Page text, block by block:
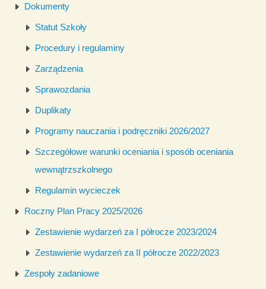
Dokumenty
Statut Szkoły
Procedury i regulaminy
Zarządzenia
Sprawozdania
Duplikaty
Programy nauczania i podręczniki 2026/2027
Szczegółowe warunki oceniania i sposób oceniania
wewnątrzszkolnego
Regulamin wycieczek
Roczny Plan Pracy 2025/2026
Zestawienie wydarzeń za I półrocze 2023/2024
Zestawienie wydarzeń za II półrocze 2022/2023
Zespoły zadaniowe